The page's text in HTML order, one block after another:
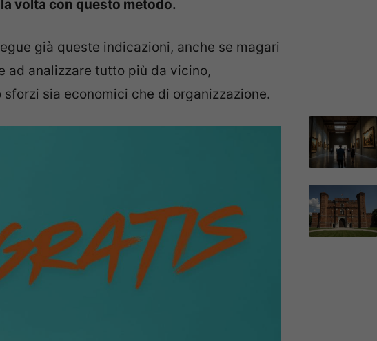
volta con questo metodo.
già queste indicazioni, anche se magari
ad analizzare tutto più da vicino,
sia economici che di organizzazione.